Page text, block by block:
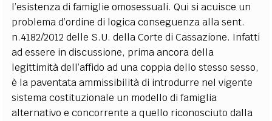
l’esistenza di famiglie omosessuali. Qui si acuisce un
problema d’ordine di logica conseguenza alla sent.
n.4182/2012 delle S.U. della Corte di Cassazione. Infatti
ad essere in discussione, prima ancora della
legittimità dell’affido ad una coppia dello stesso sesso,
è la paventata ammissibilità di introdurre nel vigente
sistema costituzionale un modello di famiglia
alternativo e concorrente a quello riconosciuto dalla